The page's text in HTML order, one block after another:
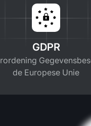
GDPR
de Europese Unie